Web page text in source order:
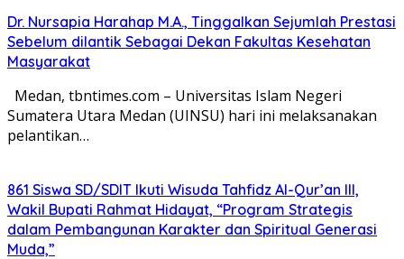
Dr. Nursapia Harahap M.A., Tinggalkan Sejumlah Prestasi
Sebelum dilantik Sebagai Dekan Fakultas Kesehatan
Masyarakat
Medan, tbntimes.com – Universitas Islam Negeri
Sumatera Utara Medan (UINSU) hari ini melaksanakan
pelantikan…
861 Siswa SD/SDIT Ikuti Wisuda Tahfidz Al-Qur’an III,
Wakil Bupati Rahmat Hidayat, “Program Strategis
dalam Pembangunan Karakter dan Spiritual Generasi
Muda,”